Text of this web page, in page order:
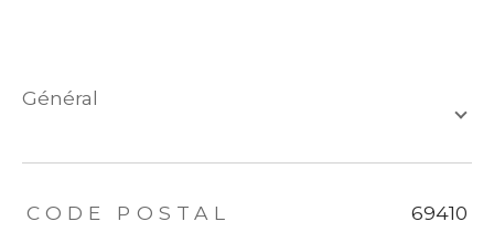
général
TRAD_ZEPHYR_Caracteristique TRAD_ZEPHYR_Valeurs
CODE POSTAL 69410